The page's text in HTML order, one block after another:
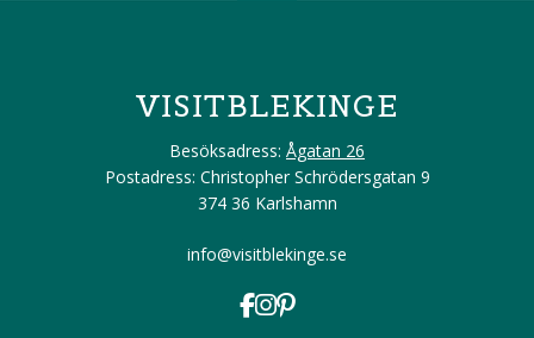
VISITBLEKINGE
Besöksadress: Ågatan 26
Postadress: Christopher Schrödersgatan 9
374 36 Karlshamn
info@visitblekinge.se